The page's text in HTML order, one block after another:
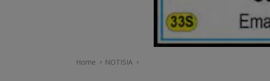
Home NOTISIA